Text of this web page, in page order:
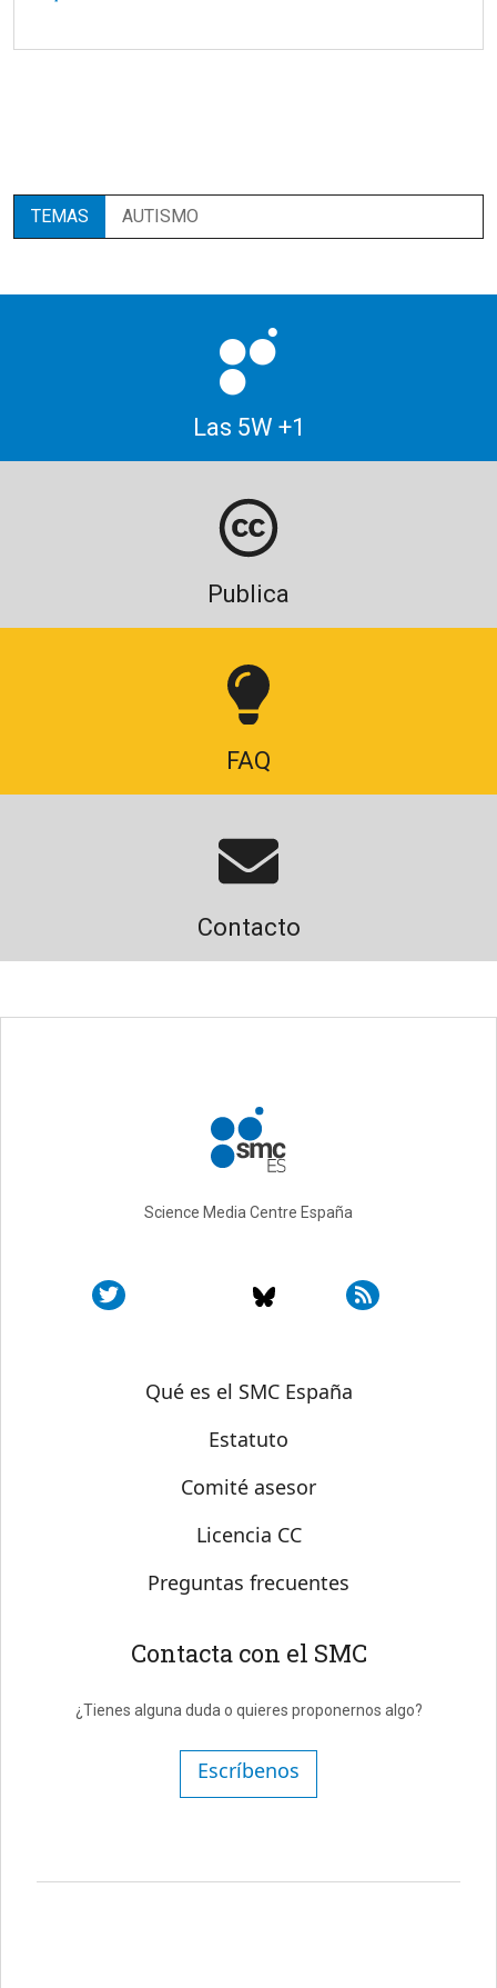
TEMAS AUTISMO
Las 5W +1
Publica
FAQ
Contacto
Science Media Centre España
Sobre SMC España
Qué es el SMC España
Estatuto
Comité asesor
Licencia CC
Preguntas frecuentes
Contacta con el SMC
¿Tienes alguna duda o quieres proponernos algo?
Escríbenos